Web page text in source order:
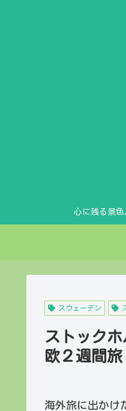
心に残る景
スウェーデン
ストック
欧２週間旅
海外旅に出かけ